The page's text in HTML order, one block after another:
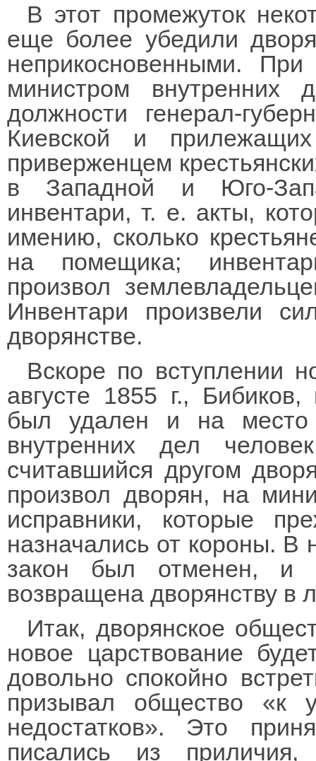
В этот промежуток
еще более убедили
неприкосновенными.
министром
должности генерал-
Киевской и
приверженцем
в Западной и Юго-
инвентари, т. е. акты,
имению, сколько
на помещика;
произвол
Инвентари произвели
дворянстве.
Вскоре по вступлении
августе 1855 г.,
был удален и на место
внутренних дел
считавшийся другом
произвол дворян, на
исправники, которые
назначались от короны. В
закон был отменен, и
возвращена дворянству в
Итак, дворянское
новое царствование
довольно спокойно
призывал общество «к
недостатков». Это
писались из